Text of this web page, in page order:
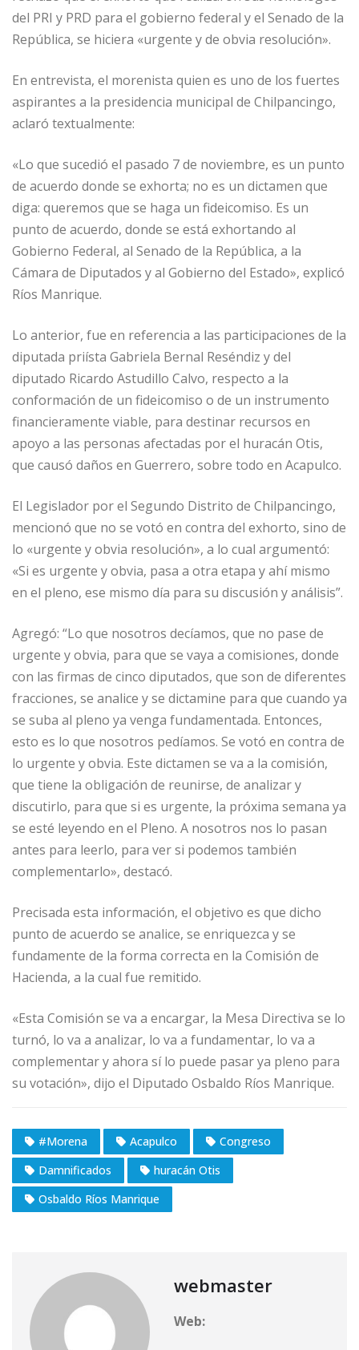
del PRI y PRD para el gobierno federal y el Senado de la
República, se hiciera «urgente y de obvia resolución».
En entrevista, el morenista quien es uno de los fuertes
aspirantes a la presidencia municipal de Chilpancingo,
aclaró textualmente:
«Lo que sucedió el pasado 7 de noviembre, es un punto
de acuerdo donde se exhorta; no es un dictamen que
diga: queremos que se haga un fideicomiso. Es un
punto de acuerdo, donde se está exhortando al
Gobierno Federal, al Senado de la República, a la
Cámara de Diputados y al Gobierno del Estado», explicó
Ríos Manrique.
Lo anterior, fue en referencia a las participaciones de la
diputada priísta Gabriela Bernal Reséndiz y del
diputado Ricardo Astudillo Calvo, respecto a la
conformación de un fideicomiso o de un instrumento
financieramente viable, para destinar recursos en
apoyo a las personas afectadas por el huracán Otis,
que causó daños en Guerrero, sobre todo en Acapulco.
El Legislador por el Segundo Distrito de Chilpancingo,
mencionó que no se votó en contra del exhorto, sino de
lo «urgente y obvia resolución», a lo cual argumentó:
«Si es urgente y obvia, pasa a otra etapa y ahí mismo
en el pleno, ese mismo día para su discusión y análisis”.
Agregó: “Lo que nosotros decíamos, que no pase de
urgente y obvia, para que se vaya a comisiones, donde
con las firmas de cinco diputados, que son de diferentes
fracciones, se analice y se dictamine para que cuando ya
se suba al pleno ya venga fundamentada. Entonces,
esto es lo que nosotros pedíamos. Se votó en contra de
lo urgente y obvia. Este dictamen se va a la comisión,
que tiene la obligación de reunirse, de analizar y
discutirlo, para que si es urgente, la próxima semana ya
se esté leyendo en el Pleno. A nosotros nos lo pasan
antes para leerlo, para ver si podemos también
complementarlo», destacó.
Precisada esta información, el objetivo es que dicho
punto de acuerdo se analice, se enriquezca y se
fundamente de la forma correcta en la Comisión de
Hacienda, a la cual fue remitido.
«Esta Comisión se va a encargar, la Mesa Directiva se lo
turnó, lo va a analizar, lo va a fundamentar, lo va a
complementar y ahora sí lo puede pasar ya pleno para
su votación», dijo el Diputado Osbaldo Ríos Manrique.
#Morena Acapulco
Congreso
Damnificados
huracán Otis
Osbaldo Ríos Manrique
webmaster
Web: